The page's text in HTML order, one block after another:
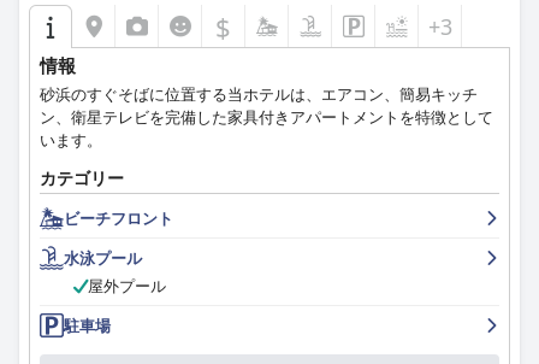
$ +3
情報
砂浜のすぐそばに位置する当ホテルは、エアコン、簡易キッチ
ン、衛星テレビを完備した家具付きアパートメントを特徴として
います。
カテゴリー
ビーチフロント
水泳プール
屋外プール
駐車場